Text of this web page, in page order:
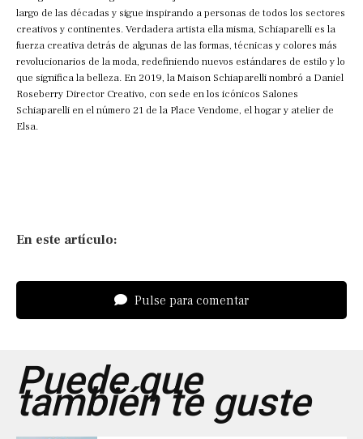
largo de las décadas y sigue inspirando a personas de todos los sectores
creativos y continentes. Verdadera artista ella misma, Schiaparelli es la
fuerza creativa detrás de algunas de las formas, técnicas y colores más
revolucionarios de la moda, redefiniendo nuevos estándares de estilo y lo
que significa la belleza. En 2019, la Maison Schiaparelli nombró a Daniel
Roseberry Director Creativo, con sede en los icónicos Salones
Schiaparelli en el número 21 de la Place Vendome, el hogar y atelier de
Elsa.
En este artículo:
Pulse para comentar
Puede que
también te guste